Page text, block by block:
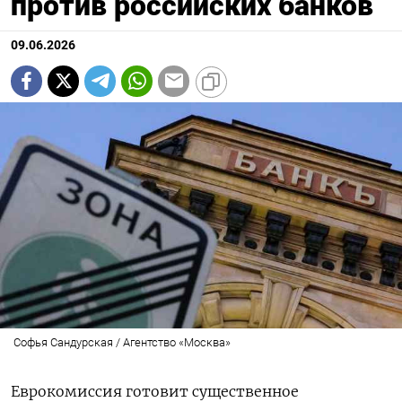
09.06.2026
Софья Сандурская / Агентство «Москва»
Еврокомиссия готовит существенное